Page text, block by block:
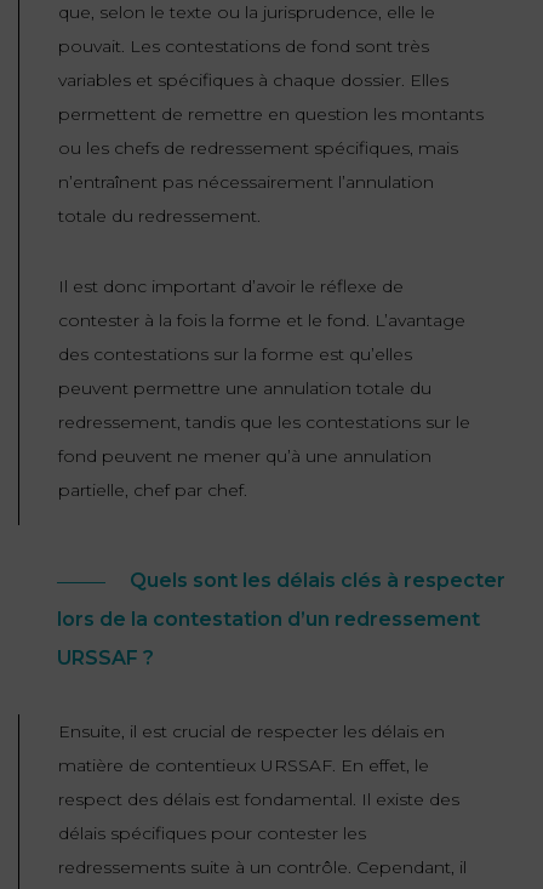
que, selon le texte ou la jurisprudence, elle le
pouvait. Les contestations de fond sont très
variables et spécifiques à chaque dossier. Elles
permettent de remettre en question les montants
ou les chefs de redressement spécifiques, mais
n’entraînent pas nécessairement l’annulation
totale du redressement.
Il est donc important d’avoir le réflexe de
contester à la fois la forme et le fond. L’avantage
des contestations sur la forme est qu’elles
peuvent permettre une annulation totale du
redressement, tandis que les contestations sur le
fond peuvent ne mener qu’à une annulation
partielle, chef par chef.
Quels sont les délais clés à respecter
lors de la contestation d’un redressement
URSSAF ?
Ensuite, il est crucial de respecter les délais en
matière de contentieux URSSAF. En effet, le
respect des délais est fondamental. Il existe des
délais spécifiques pour contester les
redressements suite à un contrôle. Cependant, il